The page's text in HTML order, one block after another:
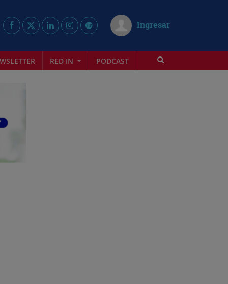
Ingresar
RED IN PODCAST